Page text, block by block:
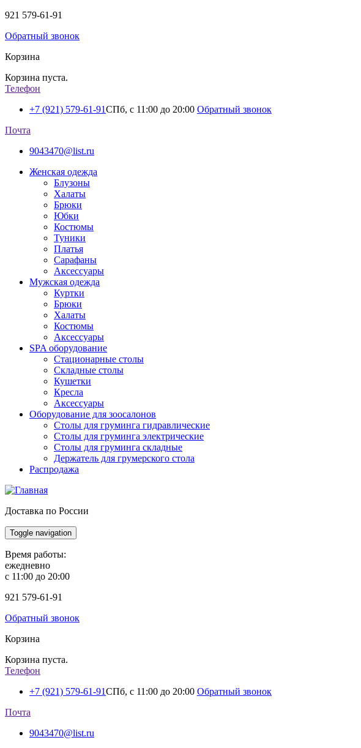
921 579-61-91
Обратный звонок
Корзина
Корзина пуста.
Телефон
+7 (921) 579-61-91СПб, с 11:00 до 20:00 Обратный звонок
Почта
9043470@list.ru
Женская одежда
Блузоны
Халаты
Брюки
Юбки
Костюмы
Туники
Платья
Сарафаны
Аксессуары
Мужская одежда
Куртки
Брюки
Халаты
Костюмы
Аксессуары
SPA оборудование
Стационарные столы
Складные столы
Кушетки
Кресла
Аксессуары
Оборудование для зоосалонов
Столы для груминга гидравлические
Столы для груминга электрические
Столы для груминга складные
Держатель для грумерского стола
Распродажа
Доставка по России
Toggle navigation
Время работы:
ежедневно
с 11:00 до 20:00
921 579-61-91
Обратный звонок
Корзина
Корзина пуста.
Телефон
+7 (921) 579-61-91СПб, с 11:00 до 20:00 Обратный звонок
Почта
9043470@list.ru